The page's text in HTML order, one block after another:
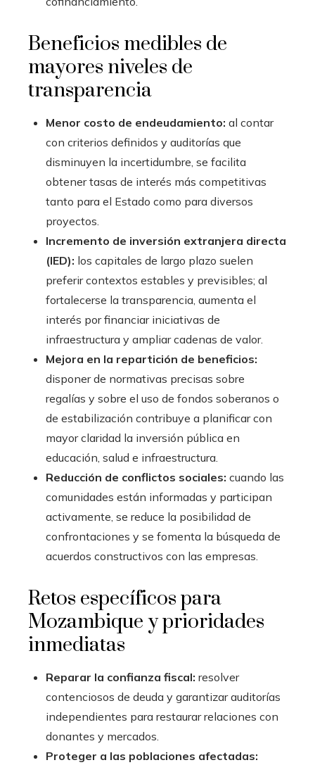
Beneficios medibles de
mayores niveles de
transparencia
Menor costo de endeudamiento: al contar
con criterios definidos y auditorías que
disminuyen la incertidumbre, se facilita
obtener tasas de interés más competitivas
tanto para el Estado como para diversos
proyectos.
Incremento de inversión extranjera directa
(IED): los capitales de largo plazo suelen
preferir contextos estables y previsibles; al
fortalecerse la transparencia, aumenta el
interés por financiar iniciativas de
infraestructura y ampliar cadenas de valor.
Mejora en la repartición de beneficios:
disponer de normativas precisas sobre
regalías y sobre el uso de fondos soberanos o
de estabilización contribuye a planificar con
mayor claridad la inversión pública en
educación, salud e infraestructura.
Reducción de conflictos sociales: cuando las
comunidades están informadas y participan
activamente, se reduce la posibilidad de
confrontaciones y se fomenta la búsqueda de
acuerdos constructivos con las empresas.
Retos específicos para
Mozambique y prioridades
inmediatas
Reparar la confianza fiscal: resolver
contenciosos de deuda y garantizar auditorías
independientes para restaurar relaciones con
donantes y mercados.
Proteger a las poblaciones afectadas: